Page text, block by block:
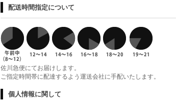
配送時間指定について
佐川急便にてお届けします。
ご指定時間帯に配達するよう運送会社に手配いたします。
個人情報に関して